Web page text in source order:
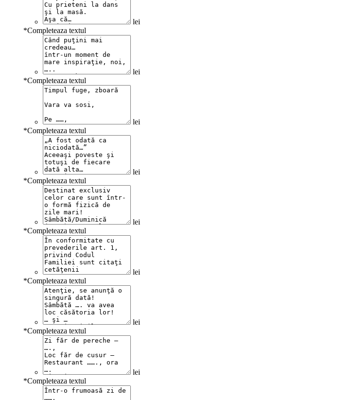
lei
*Completeaza textul
lei
*Completeaza textul
lei
*Completeaza textul
lei
*Completeaza textul
lei
*Completeaza textul
lei
*Completeaza textul
lei
*Completeaza textul
lei
*Completeaza textul